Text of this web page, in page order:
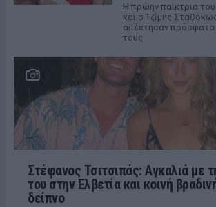
Η πρώην παίκτρια
και ο Τζίμης
απέκτησαν πρόσφατα
τους
Στέφανος Τσιτσιπάς: Αγκαλιά με
του στην Ελβετία και κοινή
δείπνο